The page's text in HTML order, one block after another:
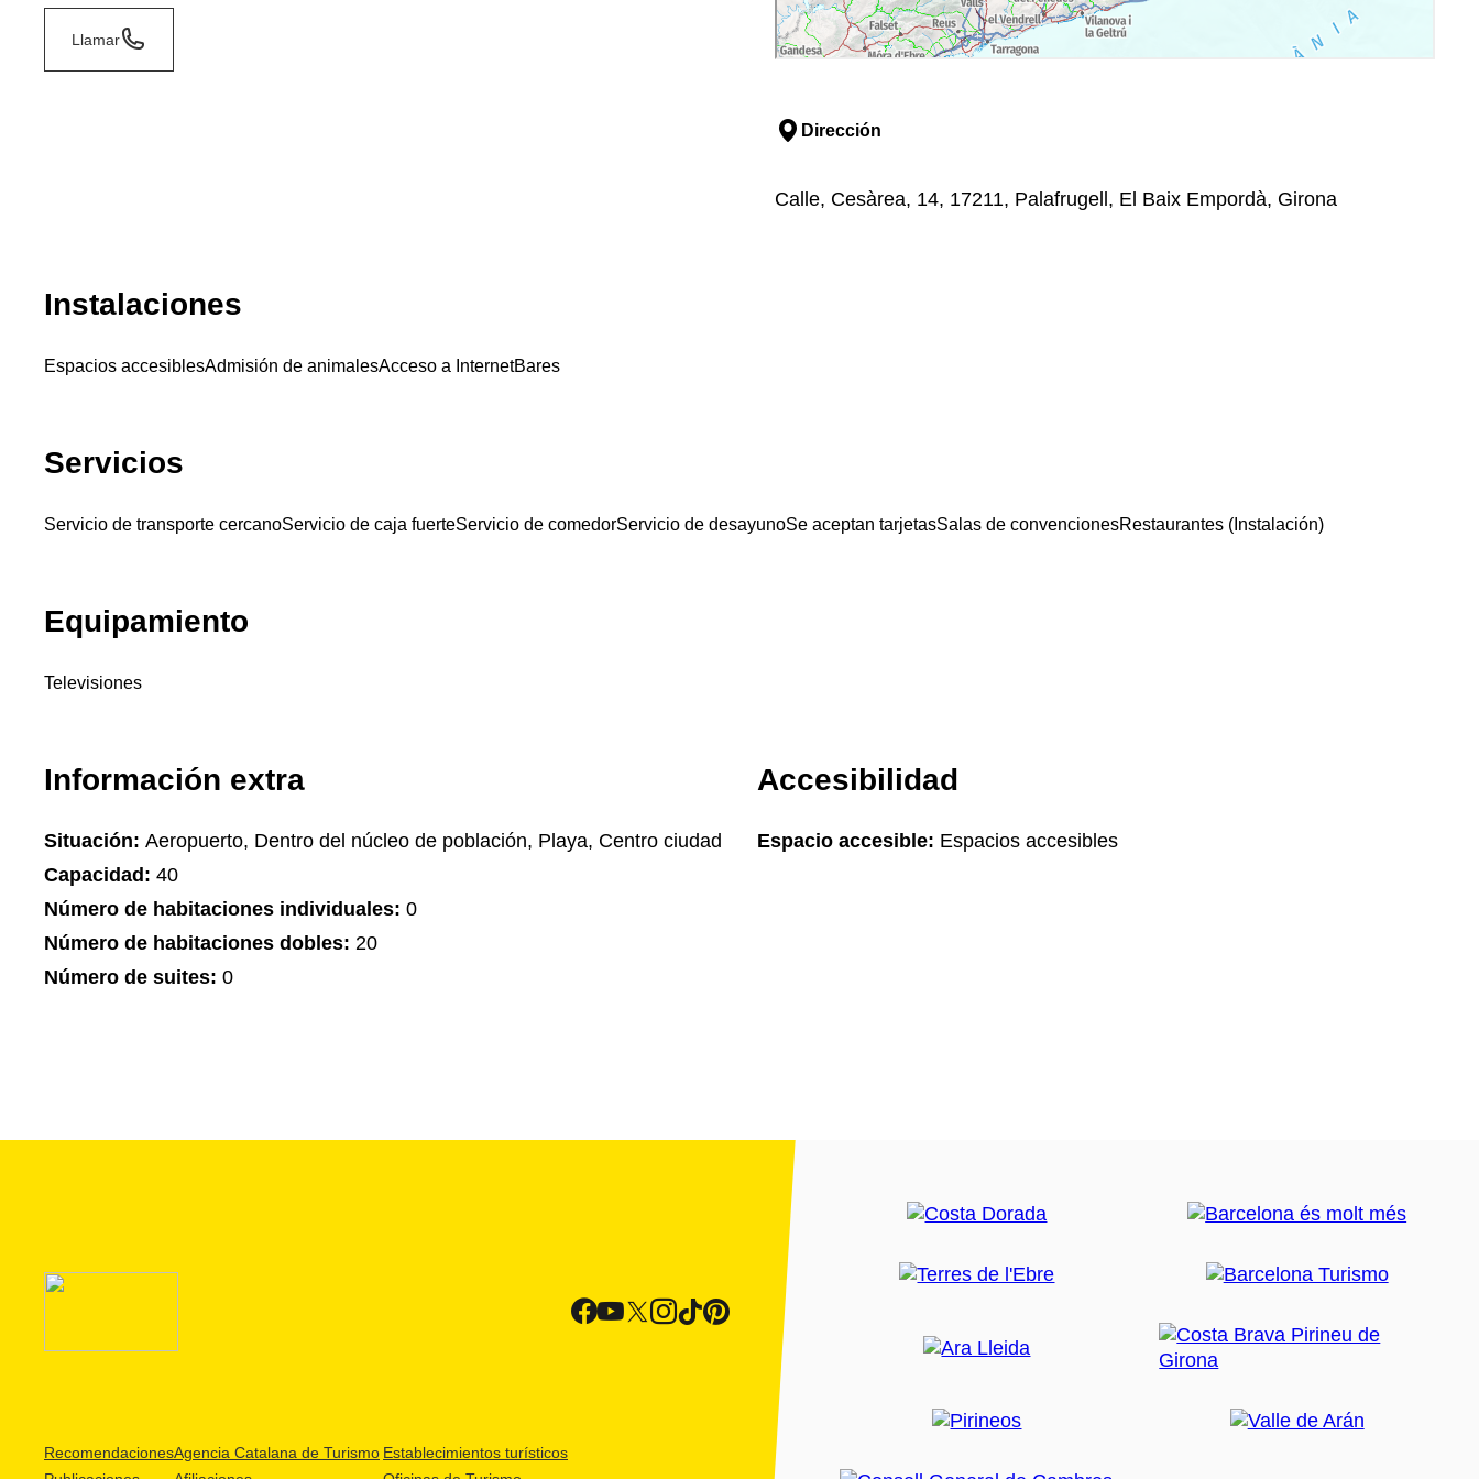
Llamar
Dirección
Calle, Cesàrea, 14, 17211, Palafrugell, El Baix Empordà, Girona
Instalaciones
Espacios accesiblesAdmisión de animalesAcceso a InternetBares
Servicios
Servicio de transporte cercanoServicio de caja fuerteServicio de comedorServicio de desayunoSe aceptan tarjetasSalas de convencionesRestaurantes (Instalación)
Equipamiento
Televisiones
Información extra
Situación: Aeropuerto, Dentro del núcleo de población, Playa, Centro ciudad
Capacidad: 40
Número de habitaciones individuales: 0
Número de habitaciones dobles: 20
Número de suites: 0
Accesibilidad
Espacio accesible: Espacios accesibles
RecomendacionesAgencia Catalana de Turismo Establecimientos turísticos